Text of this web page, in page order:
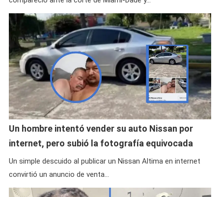
Un hombre intentó vender su auto Nissan por
internet, pero subió la fotografía equivocada
Un simple descuido al publicar un Nissan Altima en internet
convirtió un anuncio de venta…